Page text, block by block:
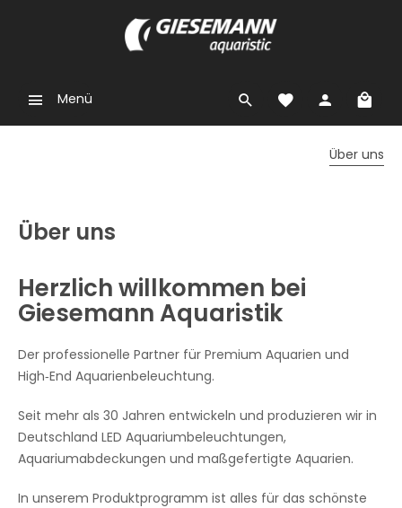
Menü
Über uns
Über uns
Herzlich willkommen bei
Giesemann Aquaristik
Der professionelle Partner für Premium Aquarien und
High‑End Aquarien­beleuchtung.
Seit mehr als 30 Jahren entwickeln und produzieren wir in
Deutschland LED Aquariumbeleuchtungen,
Aquariumabdeckungen und maßgefertigte Aquarien.
In unserem Produktprogramm ist alles für das schönste